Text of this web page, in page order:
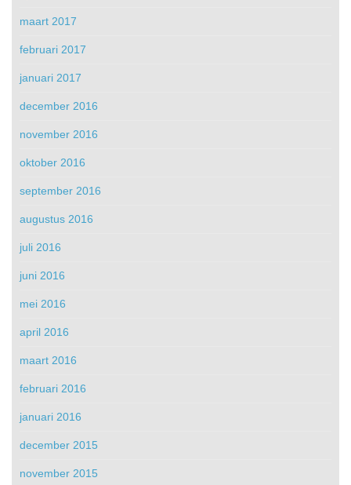
maart 2017
februari 2017
januari 2017
december 2016
november 2016
oktober 2016
september 2016
augustus 2016
juli 2016
juni 2016
mei 2016
april 2016
maart 2016
februari 2016
januari 2016
december 2015
november 2015